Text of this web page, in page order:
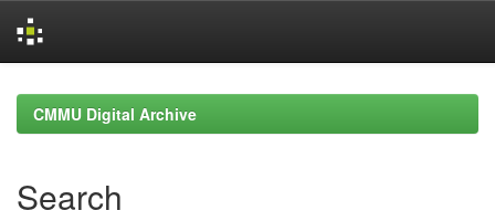
navigationCMMU Digital Archive
Search